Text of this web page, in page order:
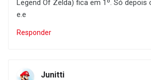
Legend Of Zelda) fica em 1º. Só depois
e.e
Responder
Junitti